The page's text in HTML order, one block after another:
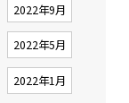
2022年9月
2022年5月
2022年1月